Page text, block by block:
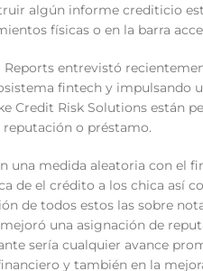
algún informe crediticio
físicas o en la barra
entrevistó
fintech y impulsando
Credit Risk Solutions están
o préstamo.
una medida aleatoria con el
de el crédito a los chica así­
de todos estos las sobre
una asignación de
serí­a cualquier avance
y también en la